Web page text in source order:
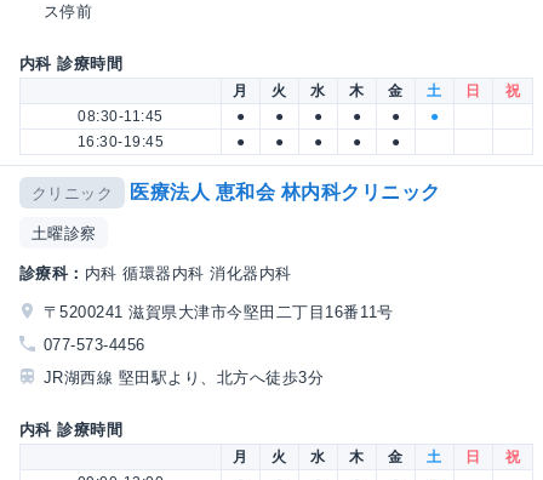
ス停前
内科 診療時間
月 火 水 木 金 土 日
祝
08:30-11:45
● ● ● ● ●
●
16:30-19:45
● ● ● ● ●
クリニック 医療法人 恵和会 林内科クリニック
土曜診察
診療科： 内科 循環器内科 消化器内科
〒5200241 滋賀県大津市今堅田二丁目16番11号
077-573-4456
JR湖西線 堅田駅より、北方へ徒歩3分
内科 診療時間
月 火 水 木 金 土 日
祝